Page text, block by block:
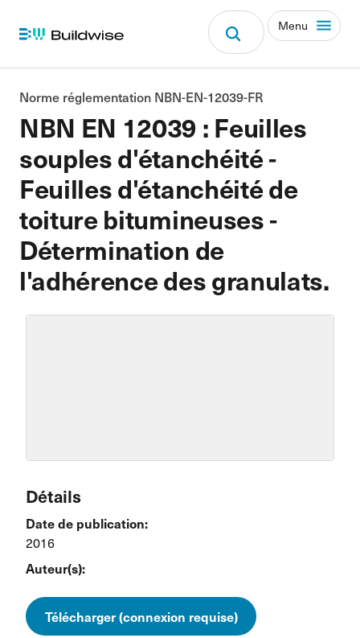
Menu
NBN EN 12039 : Feuilles
souples d'étanchéité -
Feuilles d'étanchéité de
toiture bitumineuses -
Détermination de
l'adhérence des granulats.
Norme réglementation NBN-EN-12039-FR
Détails
Date de publication:
2016
Auteur(s):
Télécharger (connexion requise)